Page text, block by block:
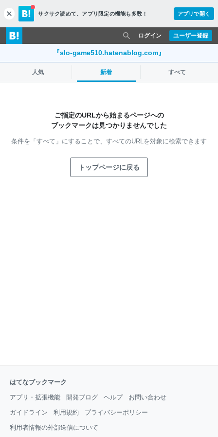
c
l
o
s
サクサク読めて、 アプリ限定の機能も多数！ アプリで開く
ユーザー登録
ログイン
『slo-game510.hatenablog.com』
人気 新着 すべて
ご指定のURLから始まるページへの
ブックマークは見つかりませんでした
条件を「すべて」にすることで、 すべてのURLを対象に検索できます
トップページに戻る
はてなブックマーク
アプリ・拡張機能 開発ブログ ヘルプ お問い合わせ
ガイドライン 利用規約 プライバシーポリシー
利用者情報の外部送信について